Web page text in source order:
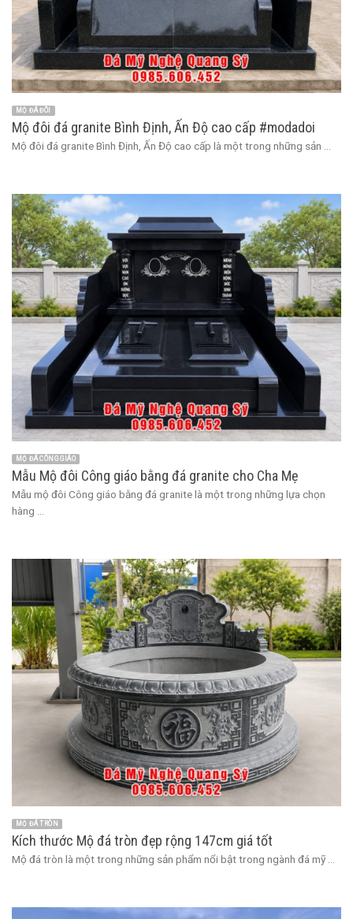
MỘ ĐÁ ĐÔI
Mộ đôi đá granite Bình Định, Ấn Độ cao cấp #modadoi
Mộ đôi đá granite Bình Định, Ấn Độ cao cấp là một trong những sản ...
MỘ ĐÁ CÔNG GIÁO
Mẫu Mộ đôi Công giáo bằng đá granite cho Cha Mẹ
Mẫu mộ đôi Công giáo bằng đá granite là một trong những lựa chọn
hàng ...
MỘ ĐÁ TRÒN
Kích thước Mộ đá tròn đẹp rộng 147cm giá tốt
Mộ đá tròn là một trong những sản phẩm nổi bật trong ngành đá mỹ ...